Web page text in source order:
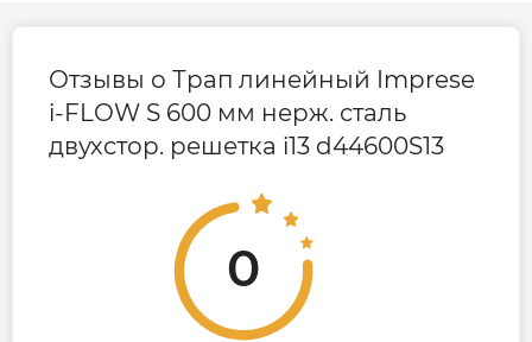
Страна бренда
Габариты, размеры, вес
Отзывы о Трап линейный Imprese
i-FLOW S 600 мм нерж. сталь
двухстор. решетка i13 d44600S13
0